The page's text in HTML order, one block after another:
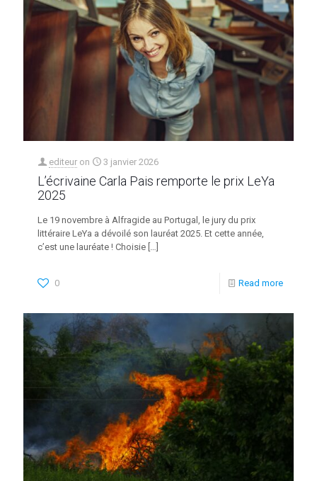
editeur on 3 janvier 2026
L’écrivaine Carla Pais remporte le prix LeYa
2025
Le 19 novembre à Alfragide au Portugal, le jury du prix
littéraire LeYa a dévoilé son lauréat 2025. Et cette année,
c’est une lauréate ! Choisie […]
0 Read more